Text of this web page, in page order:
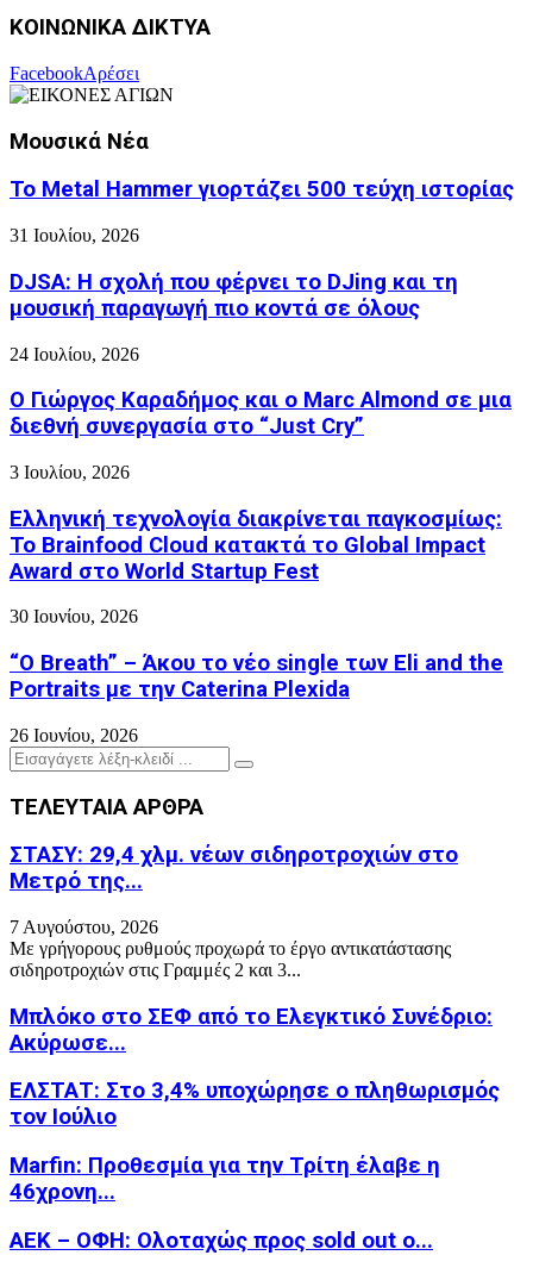
ΚΟΙΝΩΝΙΚΑ ΔΙΚΤΥΑ
FacebookΑρέσει
Μουσικά Νέα
Το Metal Hammer γιορτάζει 500 τεύχη ιστορίας
31 Ιουλίου, 2026
DJSA: Η σχολή που φέρνει το DJing και τη
μουσική παραγωγή πιο κοντά σε όλους
24 Ιουλίου, 2026
Ο Γιώργος Καραδήμος και ο Marc Almond σε μια
διεθνή συνεργασία στο “Just Cry”
3 Ιουλίου, 2026
Ελληνική τεχνολογία διακρίνεται παγκοσμίως:
Το Brainfood Cloud κατακτά το Global Impact
Award στο World Startup Fest
30 Ιουνίου, 2026
“O Breath” – Άκου το νέο single των Eli and the
Portraits με την Caterina Plexida
26 Ιουνίου, 2026
Search
for:
Search
ΤΕΛΕΥΤΑΙΑ ΑΡΘΡΑ
ΣΤΑΣΥ: 29,4 χλμ. νέων σιδηροτροχιών στο
Μετρό της...
7 Αυγούστου, 2026
Με γρήγορους ρυθμούς προχωρά το έργο αντικατάστασης
σιδηροτροχιών στις Γραμμές 2 και 3...
Μπλόκο στο ΣΕΦ από το Ελεγκτικό Συνέδριο:
Ακύρωσε...
ΕΛΣΤΑΤ: Στο 3,4% υποχώρησε ο πληθωρισμός
τον Ιούλιο
Marfin: Προθεσμία για την Τρίτη έλαβε η
46χρονη...
ΑΕΚ – ΟΦΗ: Ολοταχώς προς sold out ο...